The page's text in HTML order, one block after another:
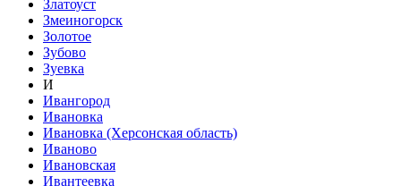
Златоуст
Змеиногорск
Золотое
Зубово
Зуевка
И
Ивангород
Ивановка
Ивановка (Херсонская область)
Иваново
Ивановская
Ивантеевка